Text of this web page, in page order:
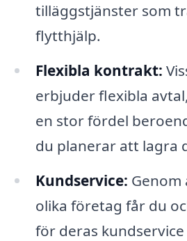
tilläggstjänster som
flytthjälp.
Flexibla kontrakt:
erbjuder flexibla
en stor fördel
du planerar att lagra
Kundservice:
olika företag får du
för deras